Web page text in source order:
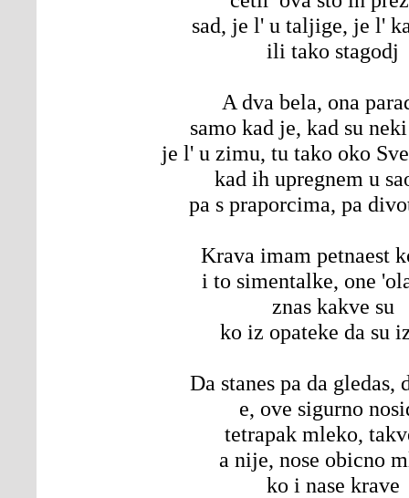
sad, je l' u taljige, je l'
ili tako stagodj
A dva bela, ona
samo kad je, kad su
je l' u zimu, tu tako oko
kad ih upregnem u
pa s praporcima, pa
Krava imam petnaest
i to simentalke, one
znas kakve su
ko iz opateke da su
Da stanes pa da gledas,
e, ove sigurno
tetrapak mleko,
a nije, nose obicno
ko i nase krave